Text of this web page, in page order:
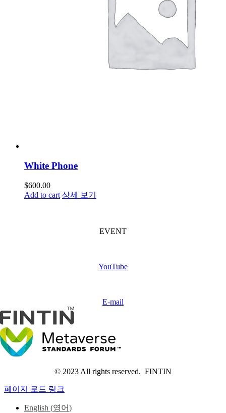
White Phone
$600.00
Add to cart 상세 보기
EVENT
YouTube
E-mail
© 2023 All rights reserved. FINTIN
페이지 로드 링크
English (영어)